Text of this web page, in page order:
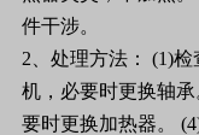
件干涉。
2、处理方法： (1)
机，必要时更换轴
要时更换加热器。